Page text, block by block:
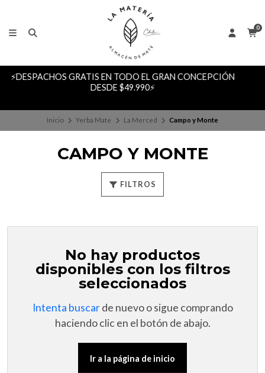
0
🚨 TE ESPERAMOS EN NUESTRO LOCAL EN
951, LOCAL 14B, GALERÍA GIACAMAN,
Inicio Yerba Mate La Merced Campo y Monte
CAMPO Y MONTE
FILTROS
No hay productos
disponibles con los filtros
seleccionados
Intenta buscarde nuevo o sigue comprando
haciendo clic en el botón de abajo.
Ir a la página de inicio